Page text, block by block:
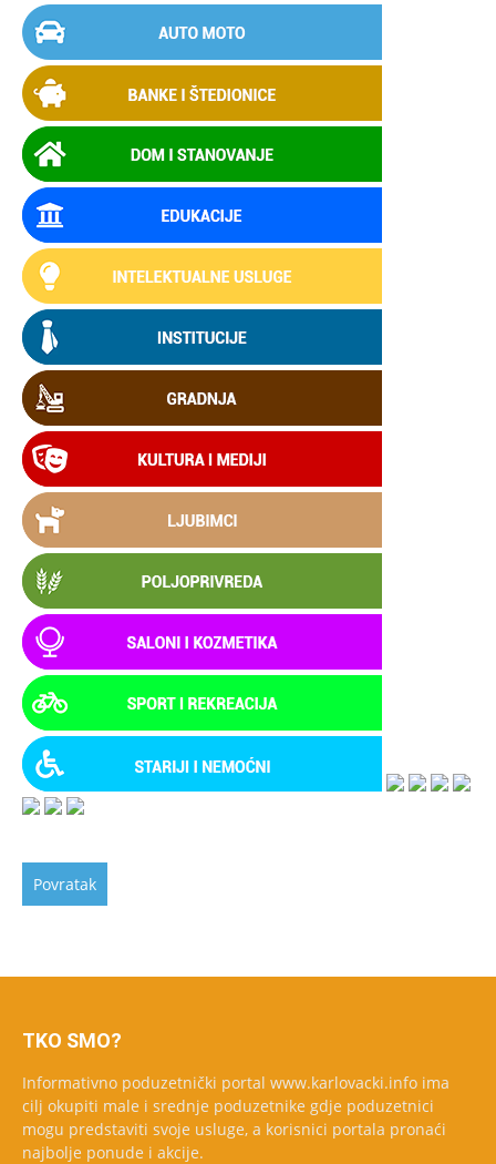
TKO SMO?
Informativno poduzetnički portal www.karlovacki.info ima
cilj okupiti male i srednje poduzetnike gdje poduzetnici
mogu predstaviti svoje usluge, a korisnici portala pronaći
najbolje ponude i akcije.